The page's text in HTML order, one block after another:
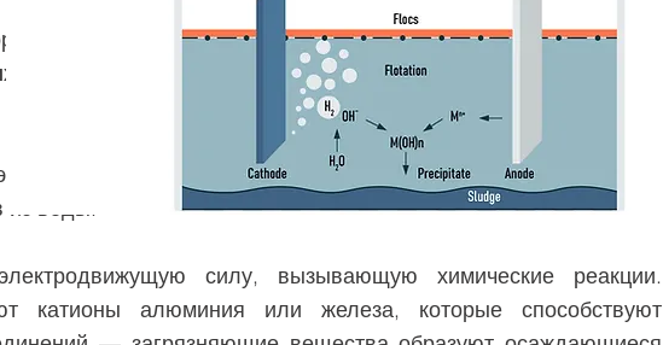
обладаетвысокой эффективностью удаления
в сточных водах
, в том числе тяжелых металлов, ионов
аммиачного азота, замасленных сточных вод и др.
тока через воду, оказалась очень эффективной
из воды.
силу, вызывающую химические реакции.
катионы алюминия или железа, которые способствуют